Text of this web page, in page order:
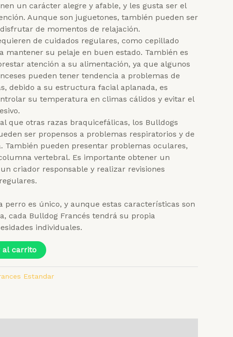
un carácter alegre y afable, y les gusta ser el
Aunque son juguetones, también pueden ser
de momentos de relajación.
de cuidados regulares, como cepillado
mantener su pelaje en buen estado. También es
atención a su alimentación, ya que algunos
pueden tener tendencia a problemas de
debido a su estructura facial aplanada, es
su temperatura en climas cálidos y evitar el
que otras razas braquicefálicas, los Bulldogs
ser propensos a problemas respiratorios y de
También pueden presentar problemas oculares,
vertebral. Es importante obtener un
criador responsable y realizar revisiones
perro es único, y aunque estas características son
cada Bulldog Francés tendrá su propia
individuales.
al carrito
Estandar